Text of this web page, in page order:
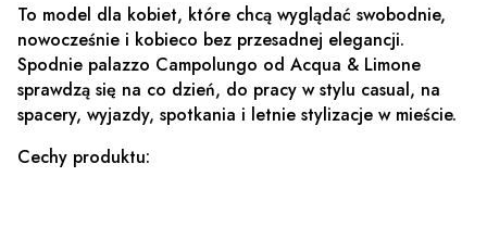
To model dla kobiet, które chcą wyglądać swobodnie,
nowocześnie i kobieco bez przesadnej elegancji.
Spodnie palazzo Campolungo od Acqua & Limone
sprawdzą się na co dzień, do pracy w stylu casual, na
spacery, wyjazdy, spotkania i letnie stylizacje w mieście.
Cechy produktu: